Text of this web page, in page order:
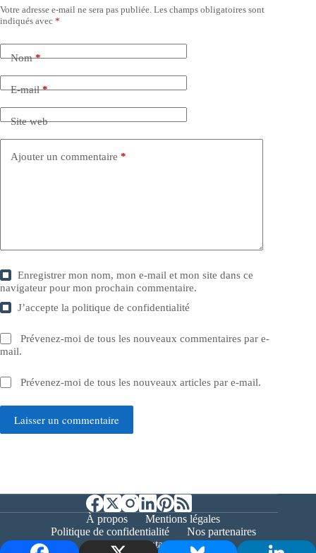
Votre adresse e-mail ne sera pas publiée. Les champs obligatoires sont
indiqués avec *
Nom*
E-mail*
Site web
Ajouter un commentaire *
Enregistrer mon nom, mon e-mail et mon site dans ce
navigateur pour mon prochain commentaire.
J’accepte lapolitique de confidentialité
Prévenez-moi de tous les nouveaux commentaires par e-
mail.
Prévenez-moi de tous les nouveaux articles par e-mail.
Laisser un commentaire
À propos
Mentions légales
Politique de confidentialité
Nos partenaires
Contact